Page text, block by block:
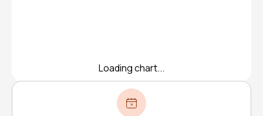
Loading chart...